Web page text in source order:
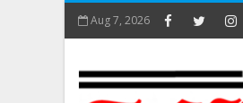
Aug 7, 2026